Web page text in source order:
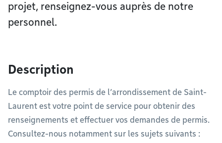
projet, renseignez-vous auprès de notre
personnel.
Description
Le comptoir des permis de l’arrondissement de Saint-
Laurent est votre point de service pour obtenir des
renseignements et effectuer vos demandes de permis.
Consultez-nous notamment sur les sujets suivants :